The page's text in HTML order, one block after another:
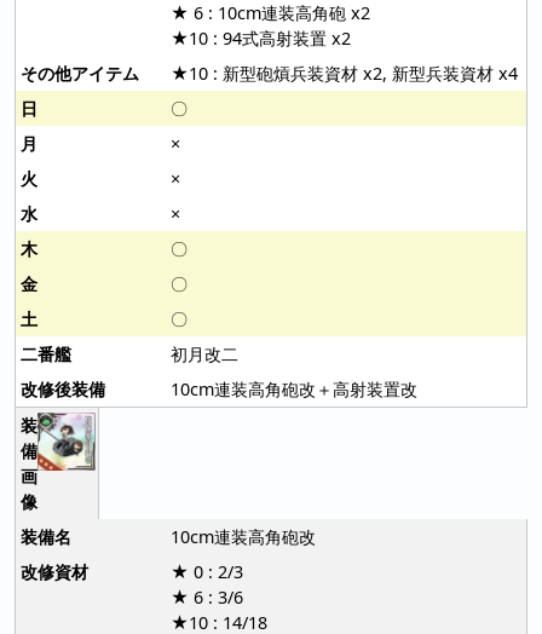
★ 6 : 10cm連装高角砲 x2
★10 : 94式高射装置 x2
★10 : 新型砲熕兵装資材 x2, 新型兵装資材 x4
〇
×
×
×
〇
〇
〇
初月改二
10cm連装高角砲改＋高射装置改
10cm連装高角砲改
★ 0 : 2/3
★ 6 : 3/6
★10 : 14/18